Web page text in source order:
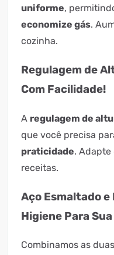
uniforme,
economize gás.
cozinha.
Regulagem de
Com Facilidade!
A regulagem de
que você precisa
praticidade. Adapte
receitas.
Aço Esmaltado
Higiene Para
Combinamos as